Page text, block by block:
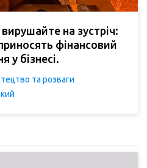
на зустріч:
фінансовий
у бізнесі.
та розваги